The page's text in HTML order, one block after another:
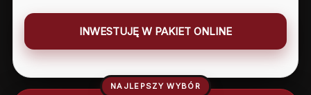
INWESTUJĘ W PAKIET ONLINE
NAJLEPSZY WYBÓR